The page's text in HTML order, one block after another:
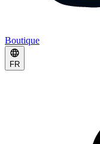
Boutique
FR